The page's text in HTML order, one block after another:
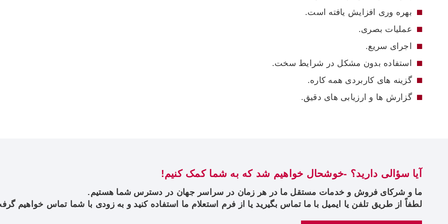
بهره وری افزایش یافته است.
عملیات بصری.
اجرای سریع.
استفاده بدون مشکل در شرایط سخت.
گزینه های کاربردی همه کاره.
گزارش ها و ارزیابی های دقیق.
آیا سؤالی دارید؟ -خوشحال خواهیم شد که به شما کمک کنیم!
ما و شرکای فروش و خدمات مستقل ما در هر زمان در سراسر جهان در دسترس شما هستیم.
لطفاً از طریق تلفن یا ایمیل با ما تماس بگیرید یا از فرم استعلام ما استفاده کنید و به زودی با شما تماس خواهیم